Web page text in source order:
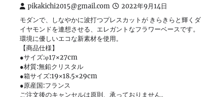
pikakichi2015@gmail.com 2022年9月14日
モダンで、しなやかに波打つプレスカットが きらきらと輝くダ
イヤモンドを連想させる、エレガントなフラワーベースです。
環境に優しいエコな新素材を使用。
【商品仕様】
●サイズ:φ17×27cm
●材質:無鉛クリスタル
●箱サイズ:19×18.5×29cm
●原産国:フランス
ご注文後のキャンセルは原則、承っておりません。